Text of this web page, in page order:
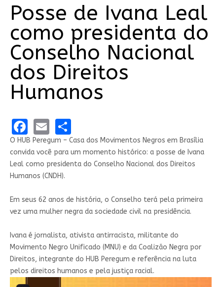
Posse de Ivana Leal
como presidenta do
Conselho Nacional
dos Direitos
Humanos
Facebook
EmailShare
O HUB Peregum – Casa dos Movimentos Negros em Brasília
convida você para um momento histórico: a posse de Ivana
Leal como presidenta do Conselho Nacional dos Direitos
Humanos (CNDH).
Em seus 62 anos de história, o Conselho terá pela primeira
vez uma mulher negra da sociedade civil na presidência.
Ivana é jornalista, ativista antirracista, militante do
Movimento Negro Unificado (MNU) e da Coalizão Negra por
Direitos, integrante do HUB Peregum e referência na luta
pelos direitos humanos e pela justiça racial.